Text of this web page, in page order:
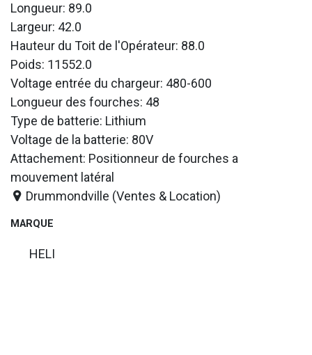
Longueur: 89.0
Largeur: 42.0
Hauteur du Toit de l'Opérateur: 88.0
Poids: 11552.0
Voltage entrée du chargeur: 480-600
Longueur des fourches: 48
Type de batterie: Lithium
Voltage de la batterie: 80V
Attachement: Positionneur de fourches a
mouvement latéral
Drummondville (Ventes & Location)
MARQUE
HELI